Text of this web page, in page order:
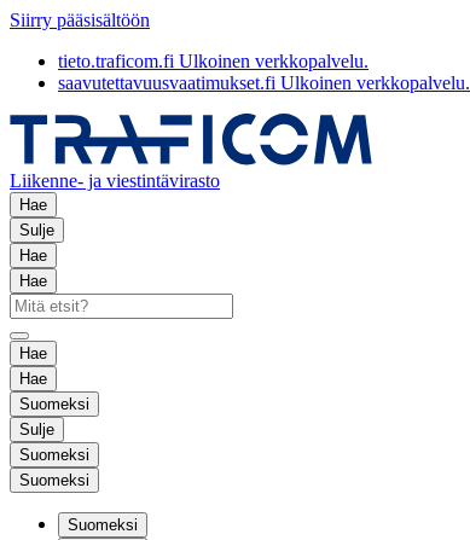
Siirry pääsisältöön
tieto.traficom.fi Ulkoinen verkkopalvelu.
saavutettavuusvaatimukset.fi Ulkoinen verkkopalvelu.
Liikenne- ja viestintävirasto
Hae
Sulje
Hae
Hae
Hae
Hae
Suomeksi
Sulje
Suomeksi
Suomeksi
Suomeksi